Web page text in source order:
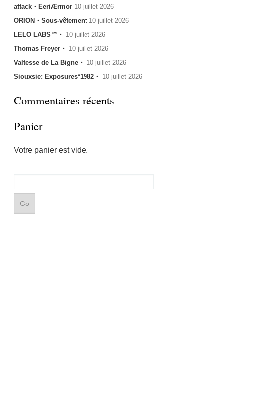
attack・EeriÆrmor 10 juillet 2026
ORION・Sous-vêtement 10 juillet 2026
LELO LABS™・ 10 juillet 2026
Thomas Freyer・ 10 juillet 2026
Valtesse de La Bigne・ 10 juillet 2026
Siouxsie: Exposures*1982・ 10 juillet 2026
Commentaires récents
Panier
Votre panier est vide.